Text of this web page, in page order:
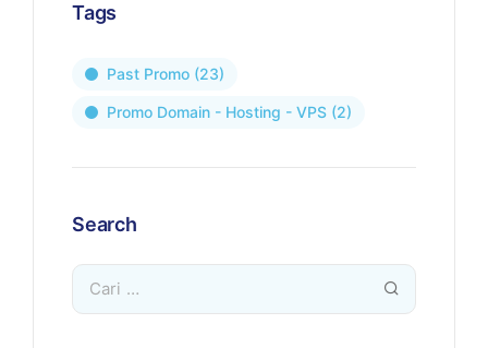
Tags
Past Promo (23)
Promo Domain - Hosting - VPS (2)
Search